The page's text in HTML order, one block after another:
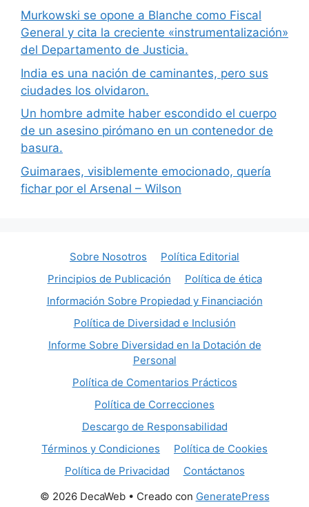
Murkowski se opone a Blanche como Fiscal
General y cita la creciente «instrumentalización»
del Departamento de Justicia.
India es una nación de caminantes, pero sus
ciudades los olvidaron.
Un hombre admite haber escondido el cuerpo
de un asesino pirómano en un contenedor de
basura.
Guimaraes, visiblemente emocionado, quería
fichar por el Arsenal – Wilson
Sobre Nosotros
Política Editorial
Principios de Publicación
Política de ética
Información Sobre Propiedad y Financiación
Política de Diversidad e Inclusión
Informe Sobre Diversidad en la Dotación de
Personal
Política de Comentarios Prácticos
Política de Correcciones
Descargo de Responsabilidad
Términos y Condiciones
Política de Cookies
Política de Privacidad
Contáctanos
© 2026 DecaWeb• Creado con GeneratePress